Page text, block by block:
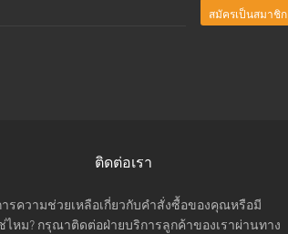
สมัครเป็นสมาชิก
ติดต่อเรา
รความช่วยเหลือเกี่ยวกับคำสั่งซื้อของคุณหรือมี
ไหม? กรุณาติดต่อฝ่ายบริการลูกค้าของเราผ่านทาง